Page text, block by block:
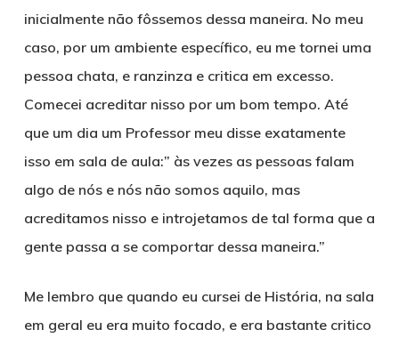
inicialmente não fôssemos dessa maneira. No meu
caso, por um ambiente específico, eu me tornei uma
pessoa chata, e ranzinza e critica em excesso.
Comecei acreditar nisso por um bom tempo. Até
que um dia um Professor meu disse exatamente
isso em sala de aula:” às vezes as pessoas falam
algo de nós e nós não somos aquilo, mas
acreditamos nisso e introjetamos de tal forma que a
gente passa a se comportar dessa maneira.”
Me lembro que quando eu cursei de História, na sala
em geral eu era muito focado, e era bastante critico